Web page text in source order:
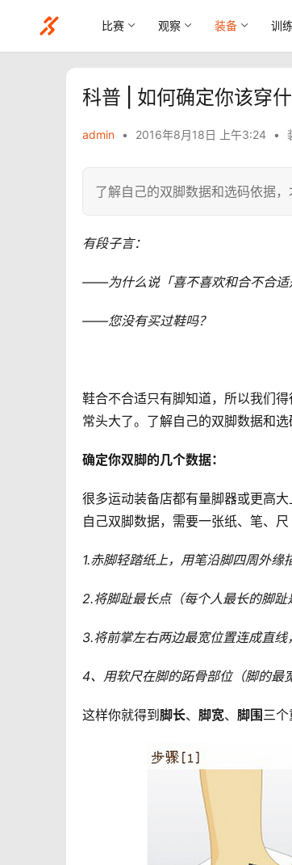
比赛 观察 装备 训练
科普 | 如何确定你该穿
admin • 2016年8月18日 上午3:24 •
了解自己的双脚数据和选码依据，
有段子言：
——为什么说「喜不喜欢和合不合适
——您没有买过鞋吗？
鞋合不合适只有脚知道，所以我们
常头大了。了解自己的双脚数据和选
确定你双脚的几个数据：
很多运动装备店都有量脚器或更高
自己双脚数据，需要一张纸、笔、尺
1.赤脚轻踏纸上，用笔沿脚四周外缘
2.将脚趾最长点（每个人最长的脚趾
3.将前掌左右两边最宽位置连成直线
4、用软尺在脚的跖骨部位（脚的最
这样你就得到 脚长、 脚宽、 脚围 三个